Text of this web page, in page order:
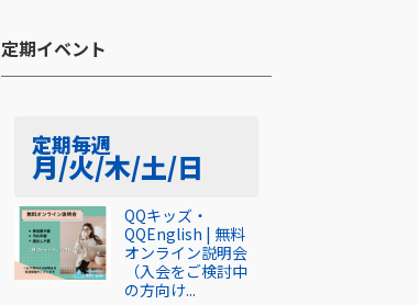
定期イベント​
定期毎週
月/火/木/土/日
QQキッズ・
QQEnglish | 無料
オンライン説明会
（入会をご検討中
の方向け...